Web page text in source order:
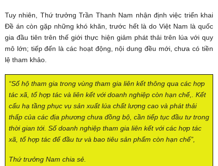
Tuy nhiên, Thứ trưởng Trần Thanh Nam nhận định việc triển khai
Đề án còn gặp những khó khăn, trước hết là do Việt Nam là quốc
gia đầu tiên trênthế giới thực hiện giảm phát thải trên lúa với quy
mô lớn; tiếp đến là các hoạt động, nội dung đều mới, chưa có tiền
lệ tham khảo.
“Số hộ tham gia trong vùng tham gia liên kết thông qua các hợp
tác xã, tổ hợp tác và liên kết với doanh nghiệp còn hạn chế,. Kết
cấu hạ tầng phục vụ sản xuất lúa chất lượng cao và phát thải
thấp của các địa phương chưa đồng bộ, cần tiếp tục đầu tư trong
thời gian tới. Số doanh nghiệp tham gia liên kết với các hợp tác
xã, tổ hợp tác để đầu tư và bao tiêu sản phẩm còn hạn chế”,
Thứ trưởng Nam chia sẻ.